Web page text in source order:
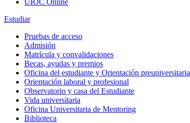
URJC Online
Estudiar
Pruebas de acceso
Admisión
Matrícula y convalidaciones
Becas, ayudas y premios
Oficina del estudiante y Orientación preuniversitaria
Orientación laboral y profesional
Observatorio y casa del Estudiante
Vida universitaria
Oficina Universitaria de Mentoring
Biblioteca